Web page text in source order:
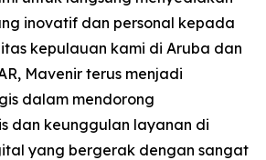
inovatif dan personal kepada
kepulauan kami di Aruba dan
Mavenir terus menjadi
dalam mendorong
dan keunggulan layanan di
yang bergerak dengan sangat